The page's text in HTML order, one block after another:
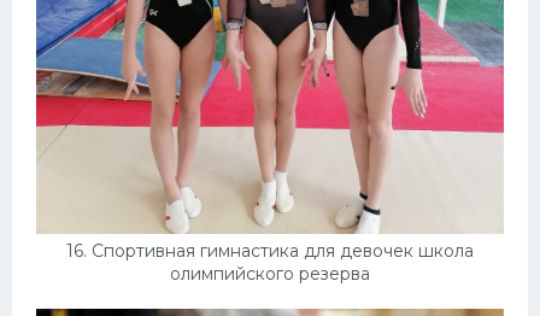
16. Спортивная гимнастика для девочек школа
олимпийского резерва